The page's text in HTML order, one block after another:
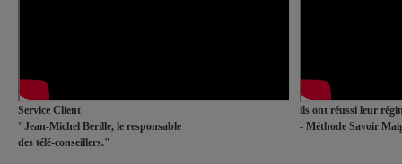
Service Client
"Jean-Michel Berille, le responsable
des télé-conseillers."
ils ont réussi leur
- Méthode Savoir